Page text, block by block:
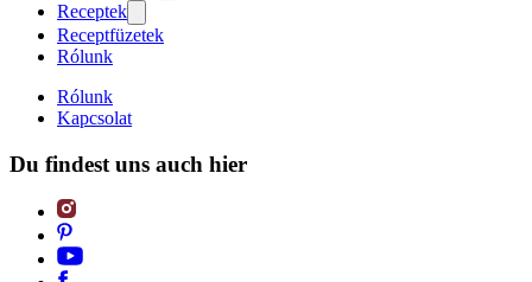
Receptek
Receptfüzetek
Rólunk
Rólunk
Kapcsolat
Du findest uns auch hier